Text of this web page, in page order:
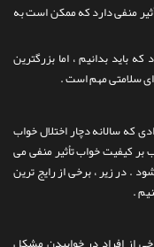
منفی دارد که ممکن است به
باید بدانیم ، اما بزرگترین
سلامتی مهم است .
که سالانه دچار اختلال خواب
خواب بر کیفیت خواب تأثیر منفی می
. در زیر ، برخی از رایج ترین
.